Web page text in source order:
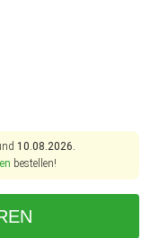
10.08.2026.
bestellen!